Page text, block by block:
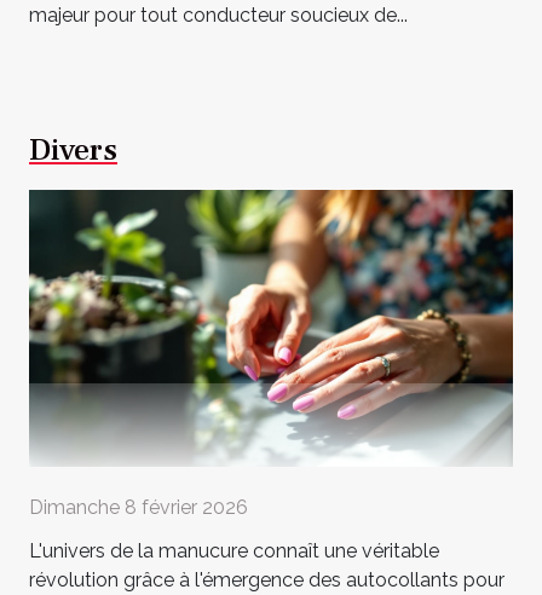
majeur pour tout conducteur soucieux de...
Divers
Dimanche 8 février 2026
L'univers de la manucure connaît une véritable
révolution grâce à l'émergence des autocollants pour